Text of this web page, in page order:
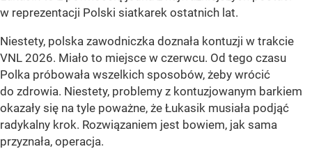
w reprezentacji Polski siatkarek ostatnich lat.
Niestety, polska zawodniczka doznała kontuzji w trakcie
VNL 2026. Miało to miejsce w czerwcu. Od tego czasu
Polka próbowała wszelkich sposobów, żeby wrócić
do zdrowia. Niestety, problemy z kontuzjowanym barkiem
okazały się na tyle poważne, że Łukasik musiała podjąć
radykalny krok. Rozwiązaniem jest bowiem, jak sama
przyznała, operacja.